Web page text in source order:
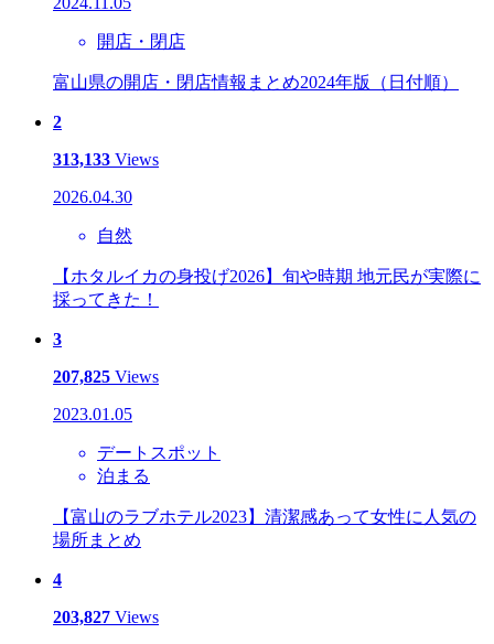
開店・閉店
富山県の開店・閉店情報まとめ2024年版（日付順）
2
313,133 Views
2026.04.30
自然
【ホタルイカの身投げ2026】旬や時期 地元民が実際に
採ってきた！
3
207,825 Views
2023.01.05
デートスポット
泊まる
【富山のラブホテル2023】清潔感あって女性に人気の
場所まとめ
4
203,827 Views